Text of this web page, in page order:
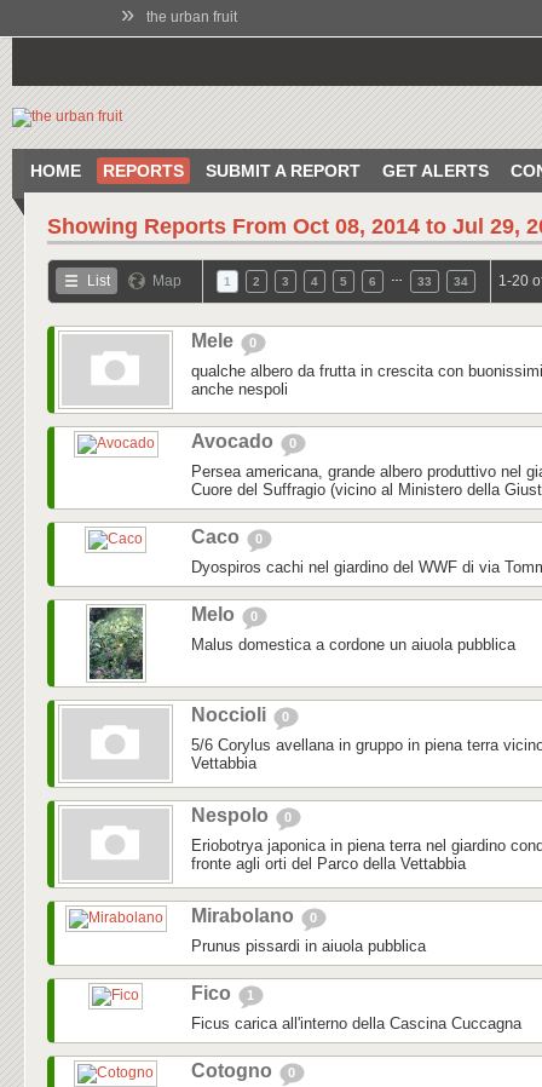
» the urban fruit
HOME REPORTS SUBMIT A REPORT GET ALERTS
Showing Reports From Oct 08, 2014 to Jul 29,
List Map 1 2 3 4 5 6 33 34 1-20
Mele 0
qualche albero da frutta in crescita con
anche nespoli
Avocado 0
Persea americana, grande albero produttivo nel
Cuore del Suffragio (vicino al Ministero della
Caco 0
Dyospiros cachi nel giardino del WWF di via
Melo 0
Malus domestica a cordone un aiuola pubblica
Noccioli 0
5/6 Corylus avellana in gruppo in piena terra
Vettabbia
Nespolo 0
Eriobotrya japonica in piena terra nel giardino
fronte agli orti del Parco della Vettabbia
Mirabolano 0
Prunus pissardi in aiuola pubblica
Fico 1
Ficus carica all'interno della Cascina Cuccagna
Cotogno 0